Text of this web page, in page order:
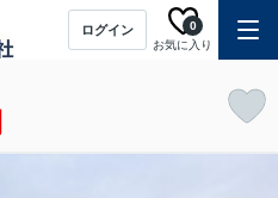
ログイン
お気に入り
0